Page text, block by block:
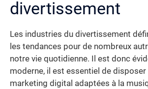
divertissement
Les industries du divertissement
les tendances pour de nombreux
notre vie quotidienne. Il est donc
moderne, il est essentiel de
marketing digital adaptées à la